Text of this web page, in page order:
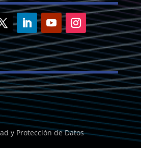
y Protección de Datos